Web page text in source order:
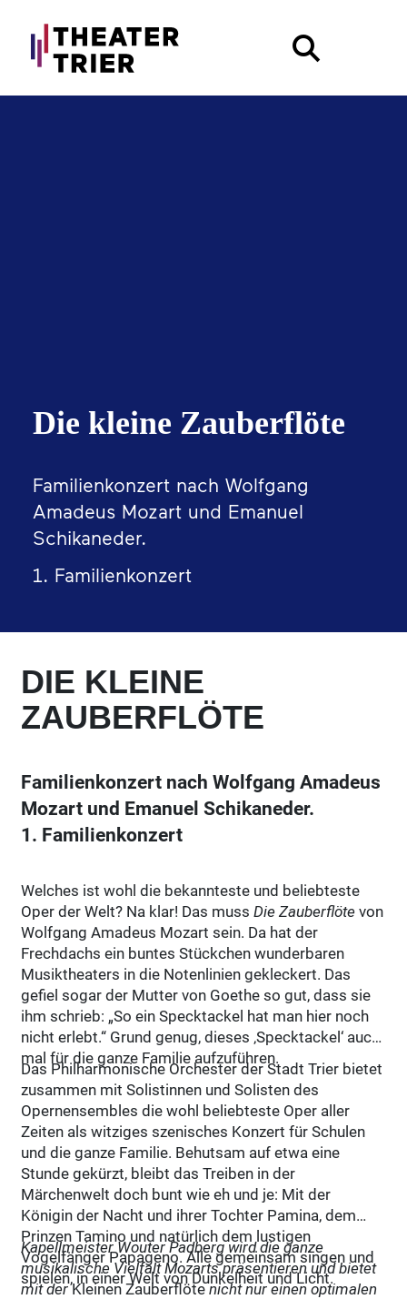
Die kleine Zauberflöte
Familienkonzert nach Wolfgang
Amadeus Mozart und Emanuel
Schikaneder.
1. Familienkonzert
DIE KLEINE
ZAUBERFLÖTE
Familienkonzert nach Wolfgang Amadeus
Mozart und Emanuel Schikaneder.
1. Familienkonzert
Welches ist wohl die bekannteste und beliebteste
Oper der Welt? Na klar! Das mussDie Zauberflöte von
Wolfgang Amadeus Mozart sein. Da hat der
Frechdachs ein buntes Stückchen wunderbaren
Musiktheaters in die Notenlinien gekleckert. Das
gefiel sogar der Mutter von Goethe so gut, dass sie
ihm schrieb: „So ein Specktackel hat man hier noch
nicht erlebt.“ Grund genug, dieses ‚Specktackel‘ auch
mal für die ganze Familie aufzuführen.
Das Philharmonische Orchester der Stadt Trier bietet
zusammen mit Solistinnen und Solisten des
Opernensembles die wohl beliebteste Oper aller
Zeiten als witziges szenisches Konzert für Schulen
und die ganze Familie. Behutsam auf etwa eine
Stunde gekürzt, bleibt das Treiben in der
Märchenwelt doch bunt wie eh und je: Mit der
Königin der Nacht und ihrer Tochter Pamina, dem
Prinzen Tamino und natürlich dem lustigen
Vogelfänger Papageno. Alle gemeinsam singen und
spielen, in einer Welt von Dunkelheit und Licht.
Kapellmeister Wouter Padberg wird die ganze
musikalische Vielfalt Mozarts präsentieren und bietet
mit derKleinen Zauberflötenicht nur einen optimalen